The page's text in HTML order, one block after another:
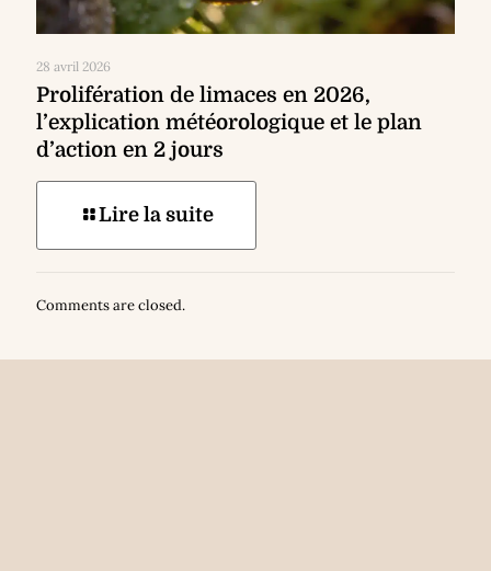
28 avril 2026
Prolifération de limaces en 2026,
l’explication météorologique et le plan
d’action en 2 jours
Lire la suite
Comments are closed.